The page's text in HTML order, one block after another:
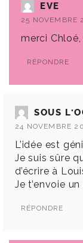
EVE
25
merci
RÉPONDRE
SOUS
24 NOVEMBRE
L’idée est
Je suis sûre
d’écrire à
Je t’envoie
RÉPONDRE